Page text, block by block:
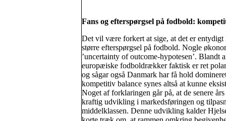
Fans og efterspørgsel på fodbold:
Det vil være forkert at sige, at det er
større efterspørgsel på fodbold. Nogle
’uncertainty of outcome-hypotesen’. Blandt
europæiske fodboldrækker faktisk er ret
og sågar også Danmark har få hold
kompetitiv balance synes altså at kunne
Noget af forklaringen går på, at de senere
kraftig udvikling i markedsføringen og
middelklassen. Denne udvikling kalder